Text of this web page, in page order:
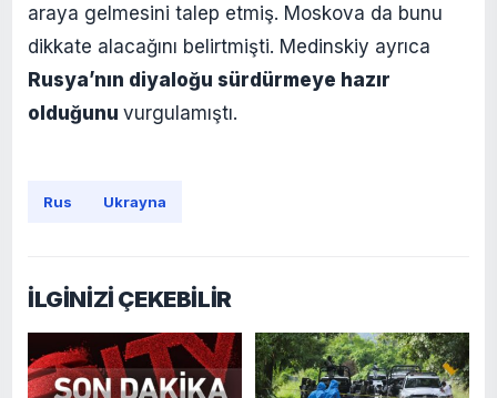
araya gelmesini talep etmiş. Moskova da bunu
dikkate alacağını belirtmişti. Medinskiy ayrıca
Rusya’nın diyaloğu sürdürmeye hazır
olduğunu vurgulamıştı.
Rus Ukrayna
İLGİNİZİ ÇEKEBİLİR